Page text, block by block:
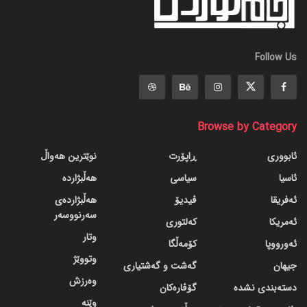
Follow Us
Browse by Category
ئابووری
ئاسیا
ئەفریقا
ئەمریکا
ئەورووپا
جیهان
دسته‌بندی نشده
ڕاپۆرت
سیاسی
ڤیدیۆ
کەلتوری
کۆمەڵگا
گه‌شت و گه‌شتیاری
گۆڤاره‌کان
نوێترین هەواڵ
هەڵبژاردە
هەڵبژاردەی
سەرنووسەر
وتار
وتووێژ
وەرزش
وێنە